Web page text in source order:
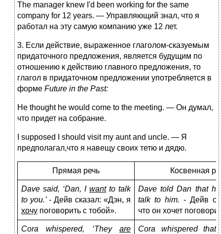
The manager knew I'd been working for the same
company for 12 years. — Управляющий знал, что я
работал на эту самую компанию уже 12 лет.
3. Если действие, выраженное глаголом-сказуемым
придаточного предложения, является будущим по
отношению к действию главного предложения, то
глагол в придаточном предложении употребляется в
форме Future in the Past:
Не thought he would come to the meeting. — Он думал,
что придет на собрание.
I supposed I should visit my aunt and uncle. — Я
предполагал,что я навещу своих тетю и дядю.
Прямая речь Косвенная
Dave said, ‘Dan, I wantto talk
to you.’ - Дейв сказал: «Дэн, я
хочу поговорить с тобой».
Dave told Dan that
talk to him. - Дейв
что он хочет
Cora whispered, ‘They are
Cora whispered